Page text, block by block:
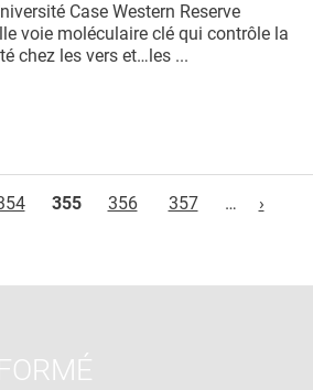
Case Western Reserve
voie moléculaire clé qui contrôle la
chez les vers et…les ...
355 356 357 … ›